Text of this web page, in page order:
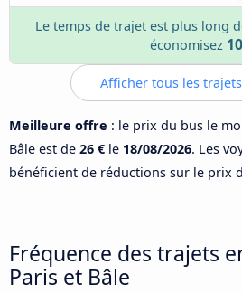
Le temps de trajet est plus long
économisez
Afficher tous les
Meilleure offre : le prix du bus le
Bâle est de 26 € le 18/08/2026. Les
bénéficient de réductions sur le prix
Fréquence des trajets
Paris et Bâle